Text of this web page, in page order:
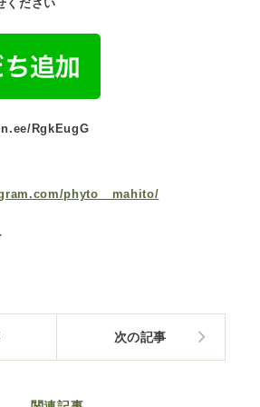
ください
RgkEugG
phyto__mahito/
次の記事